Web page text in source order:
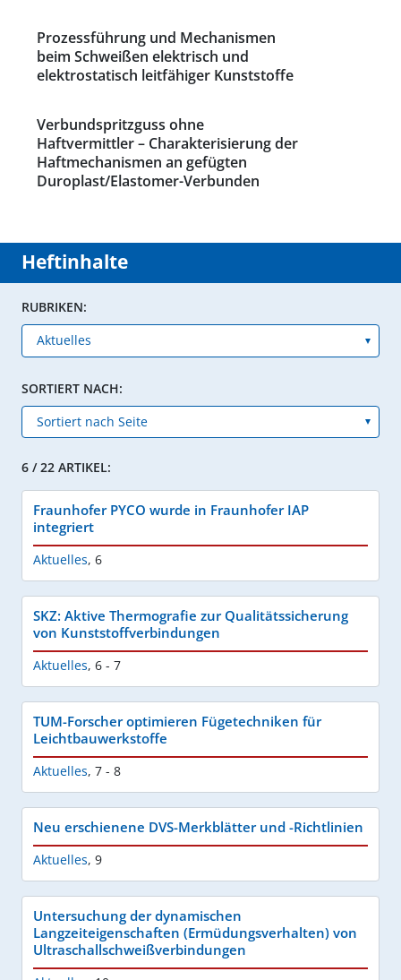
Prozessführung und Mechanismen
beim Schweißen elektrisch und
elektrostatisch leitfähiger Kunststoffe
Verbundspritzguss ohne
Haftvermittler – Charakterisierung der
Haftmechanismen an gefügten
Duroplast/Elastomer-Verbunden
Heftinhalte
RUBRIKEN:
SORTIERT NACH:
6 / 22 ARTIKEL:
Fraunhofer PYCO wurde in Fraunhofer IAP
integriert
Aktuelles, 6
SKZ: Aktive Thermografie zur Qualitätssicherung
von Kunststoffverbindungen
Aktuelles, 6 - 7
TUM-Forscher optimieren Fügetechniken für
Leichtbauwerkstoffe
Aktuelles, 7 - 8
Neu erschienene DVS-Merkblätter und -Richtlinien
Aktuelles, 9
Untersuchung der dynamischen
Langzeiteigenschaften (Ermüdungsverhalten) von
Ultraschallschweißverbindungen